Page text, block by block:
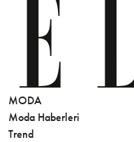
MODA
Moda Haberleri
Trend